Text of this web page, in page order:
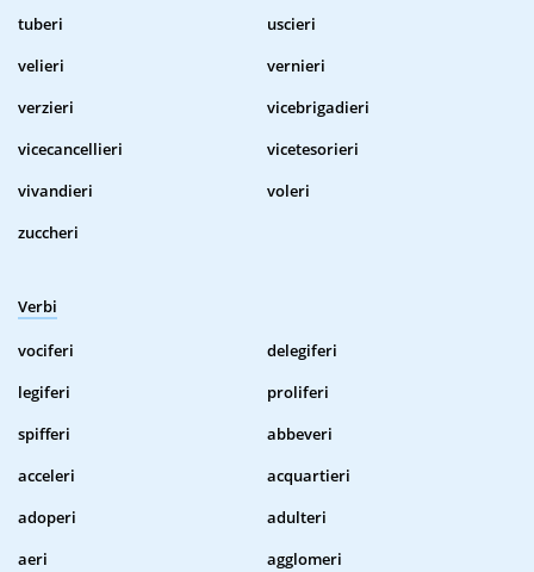
tuberi
uscieri
velieri
vernieri
verzieri
vicebrigadieri
vicecancellieri
vicetesorieri
vivandieri
voleri
zuccheri
Verbi
vociferi
delegiferi
legiferi
proliferi
spifferi
abbeveri
acceleri
acquartieri
adoperi
adulteri
aeri
agglomeri